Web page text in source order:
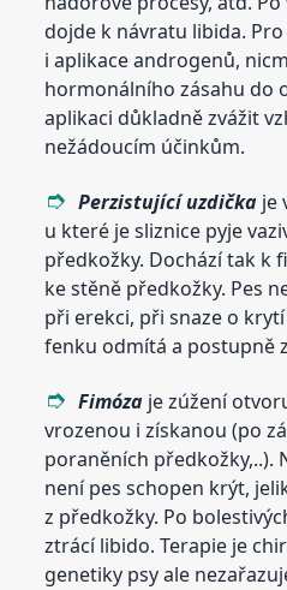
dojde k návratu libida.
i aplikace androgenů,
hormonálního zásahu do
aplikaci důkladně zvážit
nežádoucím účinkům.
Perzistující uzdička je
u které je sliznice pyje
předkožky. Dochází tak k
ke stěně předkožky. Pes
při erekci, při snaze o
fenku odmítá a postupně
Fimóza je zúžení
vrozenou i získanou (po
poraněních předkožky,..).
není pes schopen krýt,
z předkožky. Po
ztrácí libido. Terapie je
genetiky psy ale